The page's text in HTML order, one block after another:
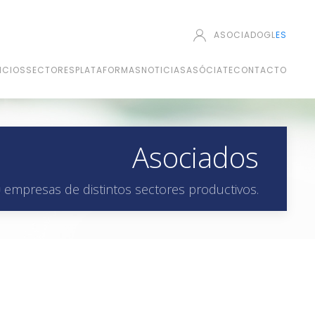
ASOCIADOGLES
SECTORESPLATAFORMASNOTICIASASÓCIATECONTACTO
Asociados
de distintos sectores productivos.